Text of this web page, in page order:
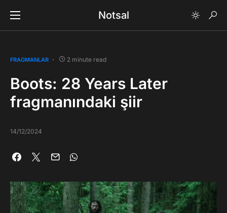
Notsal
FRAGMANLAR 2 minute read
Boots: 28 Years Later
fragmanındaki şiir
14/12/2024